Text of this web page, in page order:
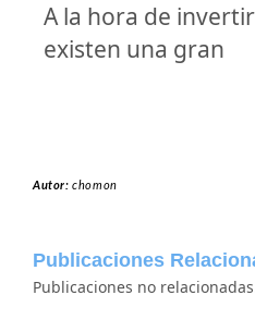
A la hora de
existen una gran
Autor:chomon
Publicaciones
Publicaciones no